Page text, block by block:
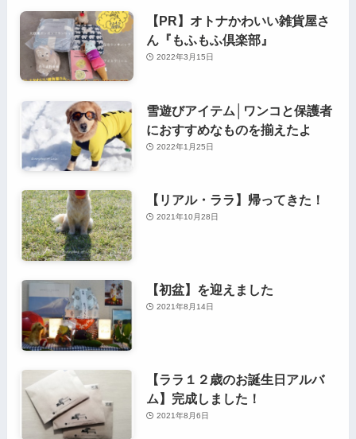
【PR】オトナかわいい雑貨屋さ
ん『もふもふ倶楽部』
2022年3月15日
雪遊びアイテム│ワンコと保護者
におすすめなものを揃えたよ
2022年1月25日
【リアル・ララ】帰ってきた！
2021年10月28日
【初盆】を迎えました
2021年8月14日
【ララ１２歳のお誕生日アルバ
ム】完成しました！
2021年8月6日